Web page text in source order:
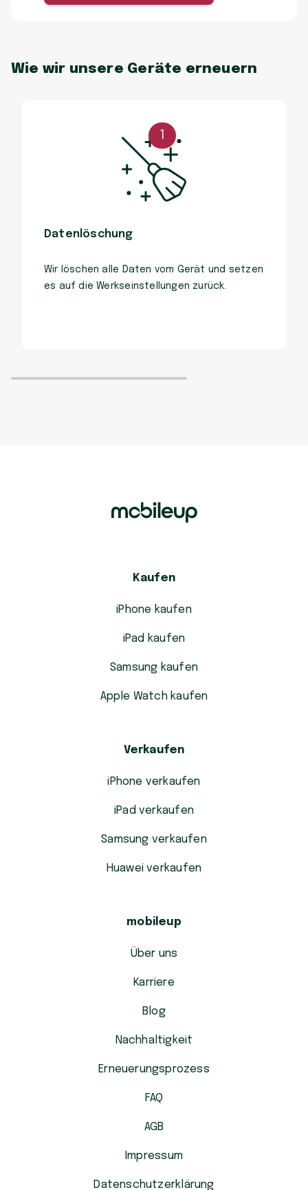
Wie wir unsere Geräte erneuern
Datenlöschung
Wir löschen alle Daten vom Gerät und setzen
es auf die Werkseinstellungen zurück.
Kaufen
iPhone kaufen
iPad kaufen
Samsung kaufen
Apple Watch kaufen
Verkaufen
iPhone verkaufen
iPad verkaufen
Samsung verkaufen
Huawei verkaufen
mobileup
Über uns
Karriere
Blog
Nachhaltigkeit
Erneuerungsprozess
FAQ
AGB
Impressum
Datenschutzerklärung